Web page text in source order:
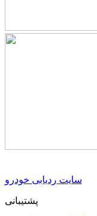
سایت ردیابی خودرو
پشتیبانی